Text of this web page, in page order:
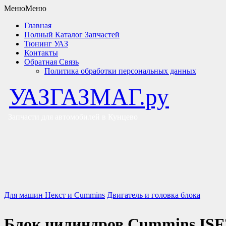
МенюМеню
Главная
Полный Каталог Запчастей
Тюнинг УАЗ
Контакты
Обратная Связь
Политика обработки персональных данных
УАЗГАЗМАГ.ру
Для машин Некст и Cummins Двигатель и головка блока